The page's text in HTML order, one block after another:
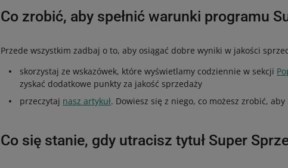
Co zrobić, aby spełnić warunki programu
Przede wszystkim zadbaj o to, aby osiągać dobre wyniki w jakości
skorzystaj ze wskazówek, które wyświetlamy codziennie w sekcji
zyskać dodatkowe punkty za jakość sprzedaży
przeczytaj nasz artykuł. Dowiesz się z niego, co możesz zrobić,
Co się stanie, gdy utracisz tytuł Super